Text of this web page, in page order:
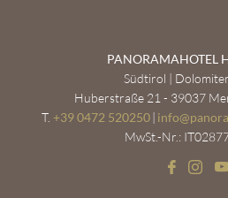
PANORAMAHOTEL
Südtirol |
Huberstraße 21 - 39037
T. +39 0472 520250 | info@
MwSt.-Nr.: